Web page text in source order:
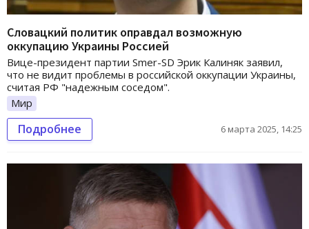
Словацкий политик оправдал возможную
оккупацию Украины Россией
Вице-президент партии Smer-SD Эрик Калиняк заявил,
что не видит проблемы в российской оккупации Украины,
считая РФ "надежным соседом".
Мир
Подробнее 6 марта 2025, 14:25